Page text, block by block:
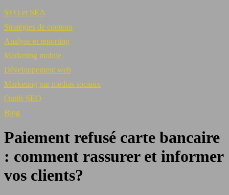
SEO et SEA
Stratégies de contenu
Analyse et reporting
Marketing mobile
Développement web
Marketing par médias sociaux
Outils SEO
Blog
Paiement refusé carte bancaire
: comment rassurer et informer
vos clients?